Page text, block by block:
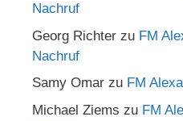
Nachruf
Georg Richter zu FM
Nachruf
Samy Omar zu FM
Michael Ziems zu FM